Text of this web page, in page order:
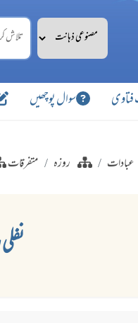
سوال پوچھیں
عبادات روزہ متفرقات